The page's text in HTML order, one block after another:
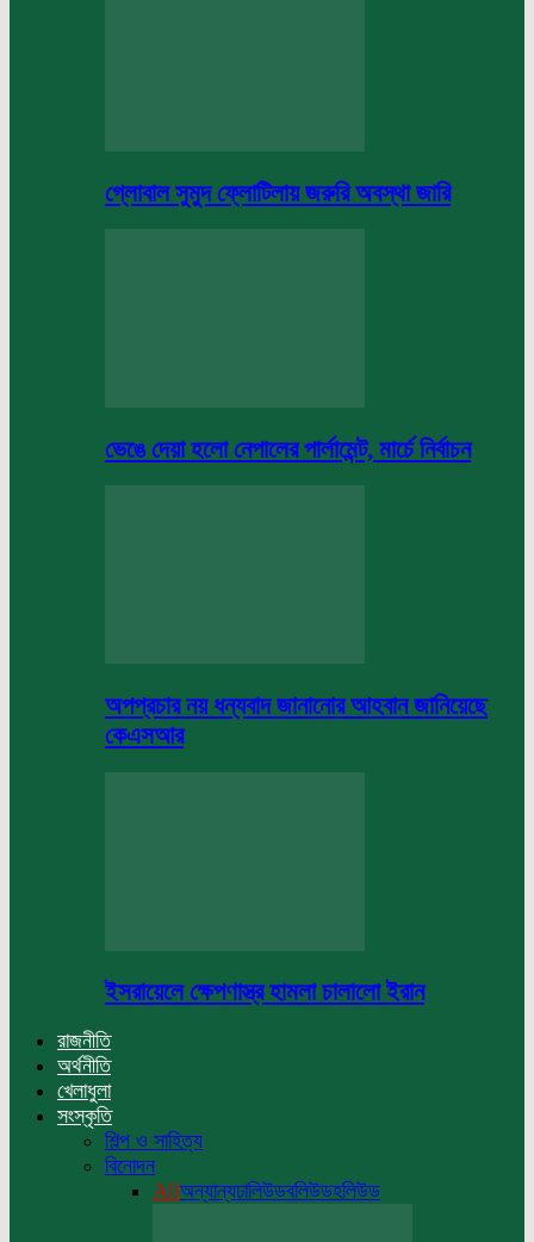
গ্লোবাল সুমুদ ফ্লোটিলায় জরুরি অবস্থা জারি
ভেঙে দেয়া হলো নেপালের পার্লামেন্ট, মার্চে নির্বাচন
অপপ্রচার নয় ধন্যবাদ জানানোর আহবান জানিয়েছে
কেএসআর
ইসরায়েলে ক্ষেপণাস্ত্র হামলা চালালো ইরান
রাজনীতি
অর্থনীতি
খেলাধুলা
সংস্কৃতি
শিল্প ও সাহিত্য
বিনোদন
Allঅন্যান্যঢালিউডবলিউডহলিউড